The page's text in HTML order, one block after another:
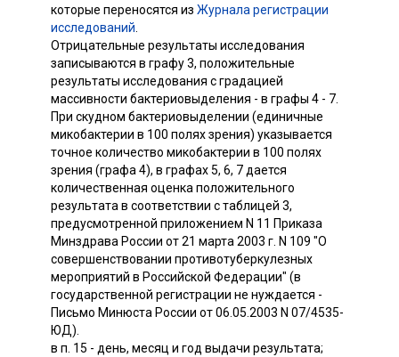
которые переносятся из Журнала регистрации
исследований
Отрицательные результаты исследования
записываются в графу 3, положительные
результаты исследования с градацией
массивности бактериовыделения - в графы 4 - 7.
При скудном бактериовыделении (единичные
микобактерии в 100 полях зрения) указывается
точное количество микобактерии в 100 полях
зрения (графа 4), в графах 5, 6, 7 дается
количественная оценка положительного
результата в соответствии с таблицей 3,
предусмотренной приложением N 11 Приказа
Минздрава России от 21 марта 2003 г. N 109 "О
совершенствовании противотуберкулезных
мероприятий в Российской Федерации" (в
государственной регистрации не нуждается -
Письмо Минюста России от 06.05.2003 N 07/4535-
ЮД).
в п. 15 - день, месяц и год выдачи результата;